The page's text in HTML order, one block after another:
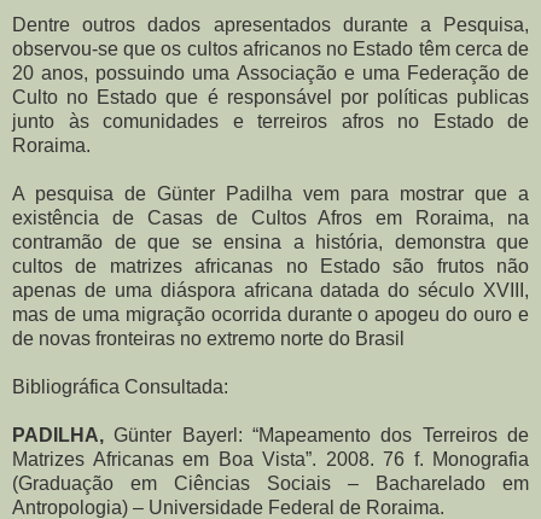
Dentre outros dados apresentados durante a Pesquisa,
observou-se que os cultos africanos no Estado têm cerca de
20 anos, possuindo uma Associação e uma Federação de
Culto no Estado que é responsável por políticas publicas
junto às comunidades e terreiros afros no Estado de
Roraima.
A pesquisa de Günter Padilha vem para mostrar que a
existência de Casas de Cultos Afros em Roraima, na
contramão de que se ensina a história, demonstra que
cultos de matrizes africanas no Estado são frutos não
apenas de uma diáspora africana datada do século XVIII,
mas de uma migração ocorrida durante o apogeu do ouro e
de novas fronteiras no extremo norte do Brasil
Bibliográfica Consultada:
PADILHA,Günter Bayerl: “Mapeamento dos Terreiros de
Matrizes Africanas em Boa Vista”. 2008. 76 f. Monografia
(Graduação em Ciências Sociais – Bacharelado em
Antropologia) – Universidade Federal de Roraima.